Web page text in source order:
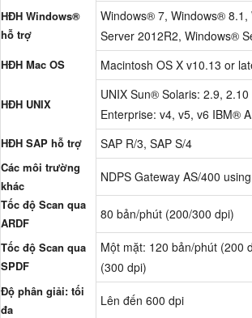
HĐH Windows®
hỗ trợ
Windows® 7, Windows®
Server 2012R2, Windows®
HĐH Mac OS Macintosh OS X v10.13 or
HĐH UNIX
UNIX Sun® Solaris: 2.9,
Enterprise: v4, v5, v6 IBM®
HĐH SAP hỗ trợ SAP R/3, SAP S/4
Các môi trường
khác
NDPS Gateway AS/400
Tốc độ Scan qua
ARDF
80 bản/phút (200/300 dpi)
Tốc độ Scan qua
SPDF
Một mặt: 120 bản/phút (200
(300 dpi)
Độ phân giải: tối
đa
Lên đến 600 dpi